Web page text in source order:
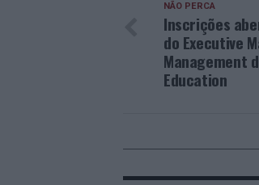
NÃO PERCA
Inscrições
do Executive
Management
Education